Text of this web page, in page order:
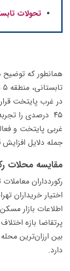
تحولات
همانطور که توضیح
در غرب پایتخت
۴۵ درصدی را
غربی پایتخت و
جمله دلایل
مقایسه محلات
رکوردداران
اختیار خریداران
اطلاعات بازار
دارد.